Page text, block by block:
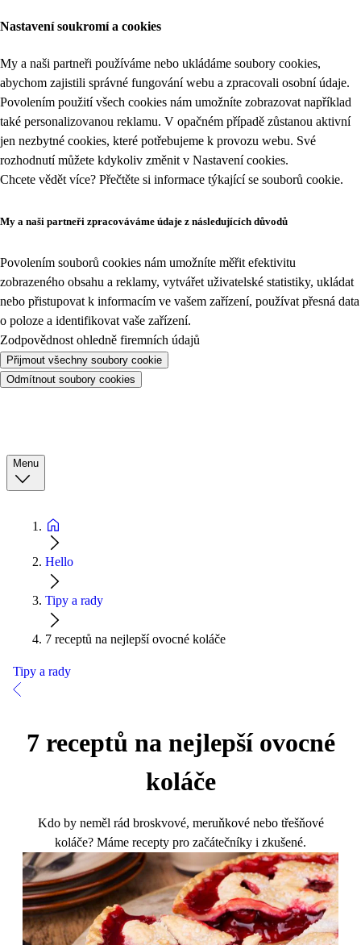
Nastavení soukromí a cookies
My a naši partneři používáme nebo ukládáme soubory cookies,
abychom zajistili správné fungování webu a zpracovali osobní údaje.
Povolením použití všech cookies nám umožníte zobrazovat například
také personalizovanou reklamu. V opačném případě zůstanou aktivní
jen nezbytné cookies, které potřebujeme k provozu webu. Své
rozhodnutí můžete kdykoliv změnit v Nastavení cookies.
Chcete vědět více? Přečtěte si informace týkající se souborů cookie.
My a naši partneři zpracováváme údaje z následujících důvodů
Povolením souborů cookies nám umožníte měřit efektivitu
zobrazeného obsahu a reklamy, vytvářet uživatelské statistiky, ukládat
nebo přistupovat k informacím ve vašem zařízení, používat přesná data
o poloze a identifikovat vaše zařízení.
Zodpovědnost ohledně firemních údajů
Přijmout všechny soubory cookie
Odmítnout soubory cookies
Menu
Hello
Tipy a rady
7 receptů na nejlepší ovocné koláče
Tipy a rady
7 receptů na nejlepší ovocné
koláče
Kdo by neměl rád broskvové, meruňkové nebo třešňové
koláče? Máme recepty pro začátečníky i zkušené.